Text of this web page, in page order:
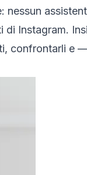
nessun
Instagram.
confrontarli